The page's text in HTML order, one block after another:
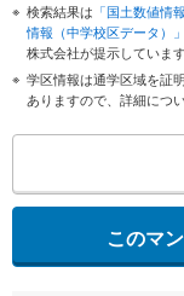
検索結果は 「国土数値情
情報（中学校区データ）
株式会社が提示しています
学区情報は通学区域を証
ありますので、詳細につ
このマ